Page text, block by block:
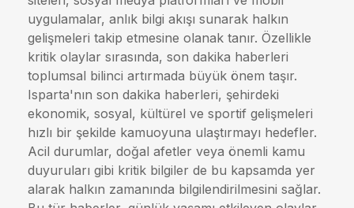
uygulamalar, anlık bilgi akışı sunarak halkın
gelişmeleri takip etmesine olanak tanır. Özellikle
kritik olaylar sırasında, son dakika haberleri
toplumsal bilinci artırmada büyük önem taşır.
Isparta'nın son dakika haberleri, şehirdeki
ekonomik, sosyal, kültürel ve sportif gelişmeleri
hızlı bir şekilde kamuoyuna ulaştırmayı hedefler.
Acil durumlar, doğal afetler veya önemli kamu
duyuruları gibi kritik bilgiler de bu kapsamda yer
alarak halkın zamanında bilgilendirilmesini sağlar.